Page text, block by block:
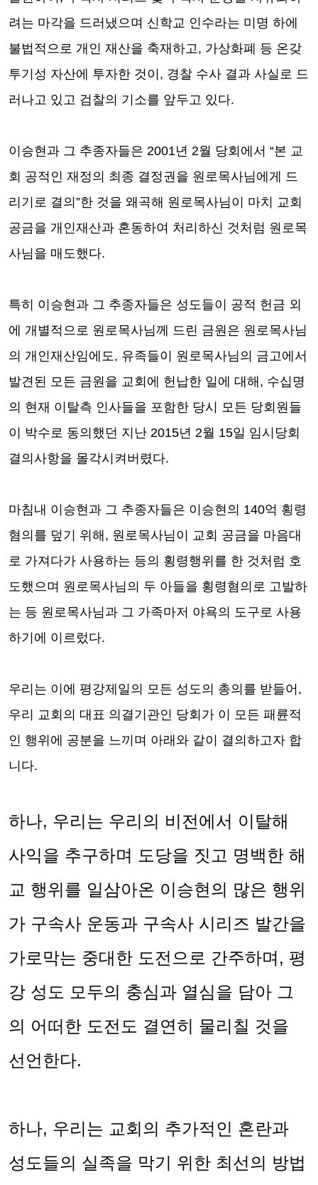
려는 마각을 드러냈으며 신학교 인수라는 미명 하에
불법적으로 개인 재산을 축재하고, 가상화폐 등 온갖
투기성 자산에 투자한 것이 , 경찰 수사 결과 사실로 드
러나고 있고 검찰의 기소를 앞두고 있다.
이승현과 그 추종자들은 2001년 2월 당회에서 “본 교
회 공적인 재정의 최종 결정권을 원로목사님에게 드
리기로 결의 ”한 것을 왜곡해 원로목사님이 마치 교회
공금을 개인재산과 혼동하여 처리하신 것처럼 원로목
사님을 매도했다.
특히 이승현과 그 추종자들은 성도들이 공적 헌금 외
에 개별적으로 원로목사님께 드린 금원은 원로목사님
의 개인재산임에도, 유족들이 원로목사님의 금고에서
발견된 모든 금원을 교회에 헌납한 일에 대해 , 수십명
의 현재 이탈측 인사들을 포함한 당시 모든 당회원들
이 박수로 동의했던 지난 2015년 2월 15일 임시당회
결의사항을 몰각시켜버렸다.
마침내 이승현과 그 추종자들은 이승현의 140억 횡령
혐의를 덮기 위해 , 원로목사님이 교회 공금을 마음대
로 가져다가 사용하는 등의 횡령행위를 한 것처럼 호
도했으며 원로목사님의 두 아들을 횡령혐의로 고발하
는 등 원로목사님과 그 가족마저 야욕의 도구로 사용
하기에 이르렀다.
우리는 이에 평강제일의 모든 성도의 총의를 받들어 ,
우리 교회의 대표 의결기관인 당회가 이 모든 패륜적
인 행위에 공분을 느끼며 아래와 같이 결의하고자 합
니다.
하나, 우리는 우리의 비전에서 이탈해
사익을 추구하며 도당을 짓고 명백한 해
교 행위를 일삼아온 이승현의 많은 행위
가 구속사 운동과 구속사 시리즈 발간을
가로막는 중대한 도전으로 간주하며, 평
강 성도 모두의 충심과 열심을 담아 그
의 어떠한 도전도 결연히 물리칠 것을
선언한다.
하나, 우리는 교회의 추가적인 혼란과
성도들의 실족을 막기 위한 최선의 방법